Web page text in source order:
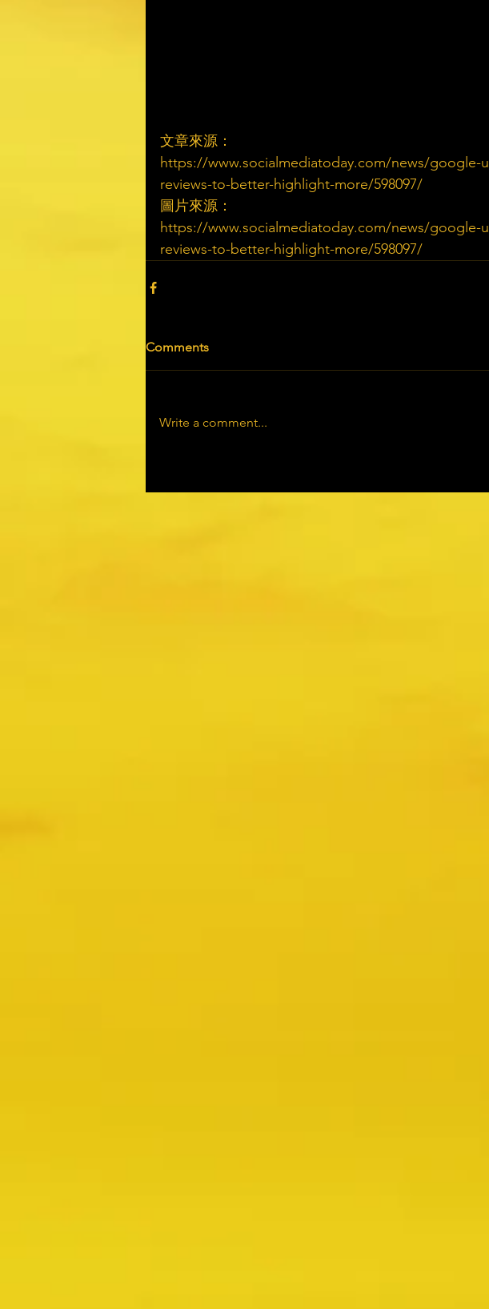
文章來源：
https://www.socialmediatoday.com/news/google-
reviews-to-better-highlight-more/598097/
圖片來源：
https://www.socialmediatoday.com/news/google-
reviews-to-better-highlight-more/598097/
Comments
Write a comment...